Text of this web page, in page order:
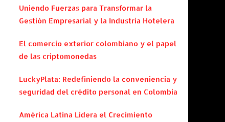
Uniendo Fuerzas para Transformar la
Gestión Empresarial y la Industria Hotelera
El comercio exterior colombiano y el papel
de las criptomonedas
LuckyPlata: Redefiniendo la conveniencia y
seguridad del crédito personal en Colombia
América Latina Lidera el Crecimiento